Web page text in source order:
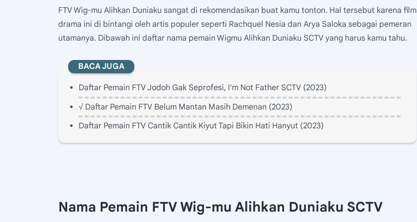
FTV Wig-mu Alihkan Duniaku sangat di rekomendasikan buat kamu tonton. Hal tersebut karena film
drama ini di bintangi oleh artis populer seperti Rachquel Nesia dan Arya Saloka sebagai pemeran
utamanya. Dibawah ini daftar nama pemain Wigmu Alihkan Duniaku SCTV yang harus kamu tahu.
BACA JUGA
Daftar Pemain FTV Jodoh Gak Seprofesi, I'm Not Father SCTV (2023)
√ Daftar Pemain FTV Belum Mantan Masih Demenan (2023)
Daftar Pemain FTV Cantik Cantik Kiyut Tapi Bikin Hati Hanyut (2023)
Nama Pemain FTV Wig-mu Alihkan Duniaku SCTV